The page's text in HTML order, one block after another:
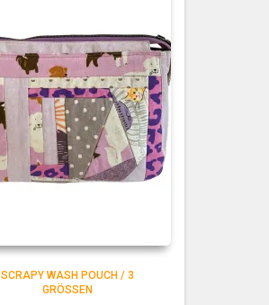
SCRAPY WASH POUCH / 3
GRÖSSEN